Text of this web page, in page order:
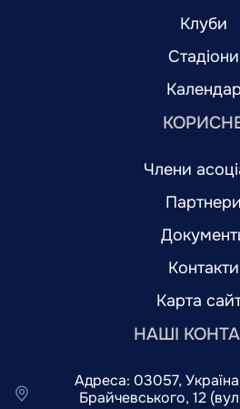
Клуби
Стадіони
Календар
Члени
Партнери
Контакти
Карта
НАШІ
Адреса: 03057,
Брайчевського, 12